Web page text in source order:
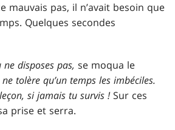
mauvais pas, il n’avait besoin que
Quelques secondes
disposes pas, se moqua le
tolère qu’un temps les imbéciles.
si jamais tu survis !Sur ces
prise et serra.